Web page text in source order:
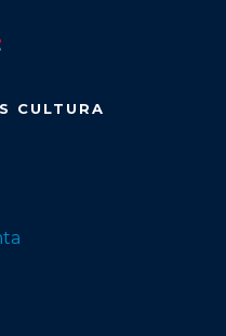
CULTURA